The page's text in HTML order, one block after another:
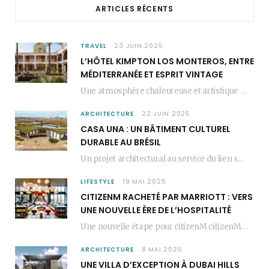
k
a
s
ARTICLES RÉCENTS
TRAVEL 23 JUIN 2025
L’HÔTEL KIMPTON LOS MONTEROS, ENTRE
MÉDITERRANÉE ET ESPRIT VINTAGE
Une atmosphère chaleureuse et artistique L’Hôtel Kimpton Los Monteros, récemment repensé par EL EQUIPO CREATIVO,…
ARCHITECTURE 22 JUIN 2025
CASA UNA : UN BÂTIMENT CULTUREL
DURABLE AU BRÉSIL
Un projet architectural au service du lien social Casa Una est un bâtiment culturel durable…
LIFESTYLE 19 MAI 2025
CITIZENM RACHETÉ PAR MARRIOTT : VERS
UNE NOUVELLE ÈRE DE L’HOSPITALITÉ
Une nouvelle étape pour citizenM citizenM racheté par Marriott, c’est une annonce qui marque un…
ARCHITECTURE 8 MAI 2025
UNE VILLA D’EXCEPTION À DUBAI HILLS